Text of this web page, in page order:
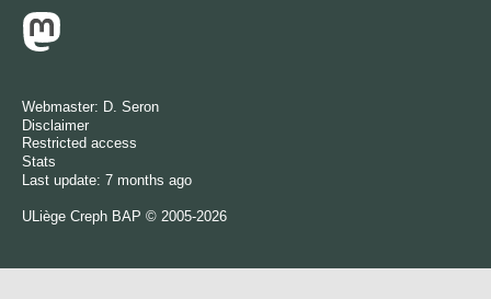
Webmaster: D. Seron
Disclaimer
Restricted access
Stats
Last update: 7 months ago
ULiège Creph BAP © 2005-2026